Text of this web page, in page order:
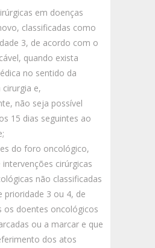
em doenças
classificadas como
3, de acordo com o
quando exista
no sentido da
cirurgia e,
não seja possível
15 dias seguintes ao
do foro oncológico,
cirúrgicas
não classificadas
prioridade 3 ou 4, de
doentes oncológicos
ou a marcar e que
dos atos